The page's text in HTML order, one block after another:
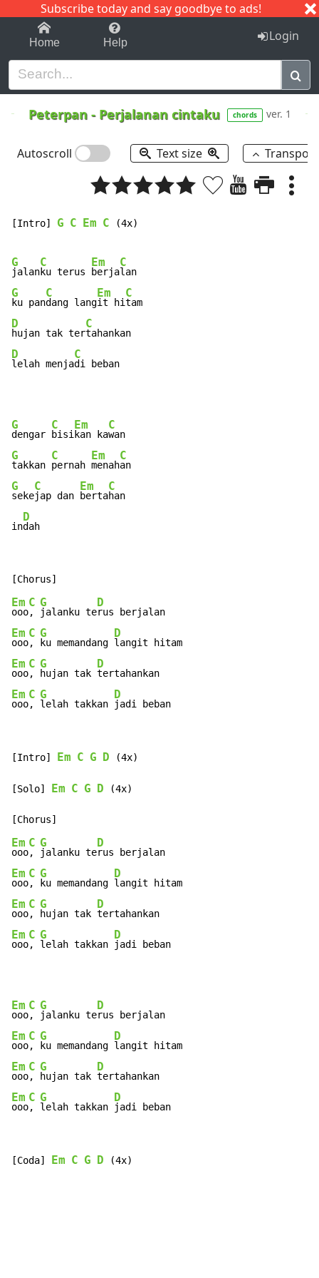
Subscribe today and say goodbye to ads!
1-9 C I J
Home Help Login
Peterpan- Perjalanan cintaku chords ver. 1
Autoscroll Text size
[Intro] G C Em C (4x)
G
jalan
C
ku terus
Em
berja
C
G
ku pan
C
dang lang
Em
it hi
C
D
hujan tak ter
C
D
lelah menja
C
di beban
G
dengar
C
bisi
Em
kan ka
C
G
takkan
C
pernah
Em
menah
C
G
seke
C
jap dan
Em
berta
C
han
in
D
dah
Em
ooo
C
,
G
jalanku te
D
Em
ooo
C
,
G
ku memandang
D
Em
ooo
C
,
G
hujan tak
D
Em
ooo
C
,
G
lelah takkan
D
jadi beban
[Intro] Em C G D (4x)
[Solo] Em C G D (4x)
Em
ooo
C
,
G
jalanku te
D
Em
ooo
C
,
G
ku memandang
D
Em
ooo
C
,
G
hujan tak
D
Em
ooo
C
,
G
lelah takkan
D
jadi beban
Em
ooo
C
,
G
jalanku te
D
Em
ooo
C
,
G
ku memandang
D
Em
ooo
C
,
G
hujan tak
D
Em
ooo
C
,
G
lelah takkan
D
jadi beban
[Coda] Em C G D (4x)